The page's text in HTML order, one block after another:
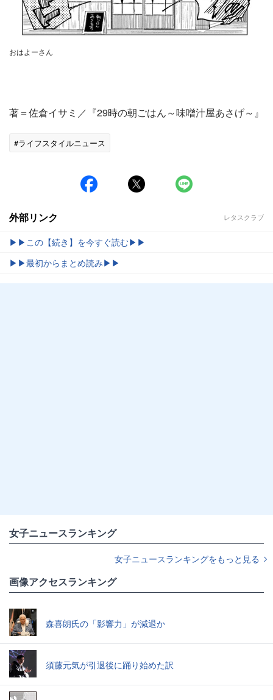
おはよーさん
著＝佐倉イサミ／『29時の朝ごはん～味噌汁屋あさげ～』
#ライフスタイルニュース
外部リンク レタスクラブ
▶▶この【続き】を今すぐ読む▶▶
▶▶最初からまとめ読み▶▶
女子ニュースランキング
女子ニュースランキングをもっと見る
画像アクセスランキング
森喜朗氏の「影響力」が減退か
須藤元気が引退後に踊り始めた訳